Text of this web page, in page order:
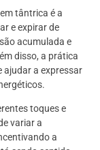
tântrica é a
e expirar de
acumulada e
disso, a prática
ajudar a expressar
toques e
variar a
a